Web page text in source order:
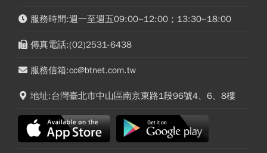
服務時間:週一至週五09:00~12:00；13:30~18:00
傳真電話:(02)2531-6438
服務信箱:cc@btnet.com.tw
地址:台灣臺北市中山區南京東路1段96號4、6、8樓